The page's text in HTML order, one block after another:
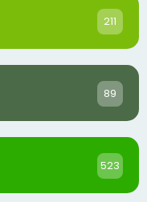
211
89
523